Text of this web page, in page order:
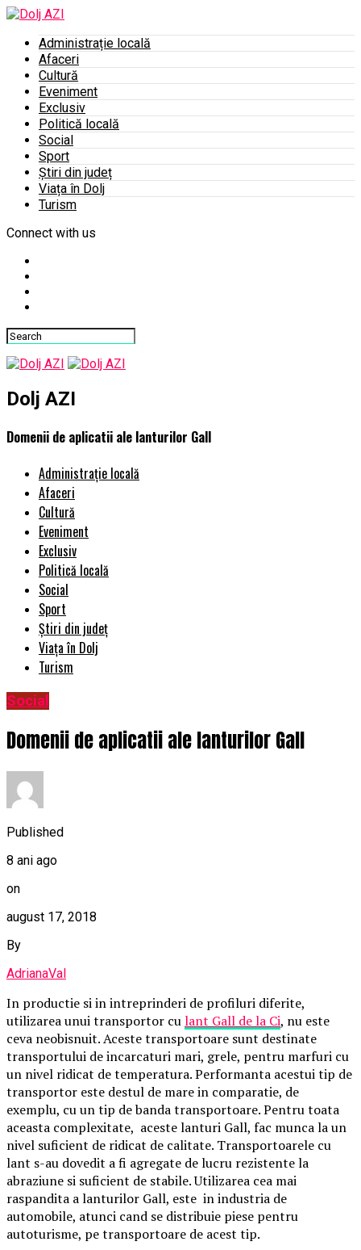
Administrație locală
Afaceri
Cultură
Eveniment
Exclusiv
Politică locală
Social
Sport
Știri din județ
Viața în Dolj
Turism
Connect with us
Dolj AZI
Domenii de aplicatii ale lanturilor Gall
Administrație locală
Afaceri
Cultură
Eveniment
Exclusiv
Politică locală
Social
Sport
Știri din județ
Viața în Dolj
Turism
Social
Domenii de aplicatii ale lanturilor Gall
Published
8 ani ago
on
august 17, 2018
By
AdrianaVal
In productie si in intreprinderi de profiluri diferite,
utilizarea unui transportor culant Gall de la Ci, nu este
ceva neobisnuit. Aceste transportoare sunt destinate
transportului de incarcaturi mari, grele, pentru marfuri cu
un nivel ridicat de temperatura.Performanta acestui tip de
transportor este destul de mare in comparatie, de
exemplu, cu un tip de banda transportoare. Pentru toata
aceasta complexitate, aceste lanturi Gall, fac munca la un
nivel suficient de ridicat de calitate. Transportoarele cu
lant s-au dovedit a fi agregate de lucru rezistente la
abraziune si suficient de stabile. Utilizarea cea mai
raspandita a lanturilor Gall, este in industria de
automobile, atunci cand se distribuie piese pentru
autoturisme, pe transportoare de acest tip.